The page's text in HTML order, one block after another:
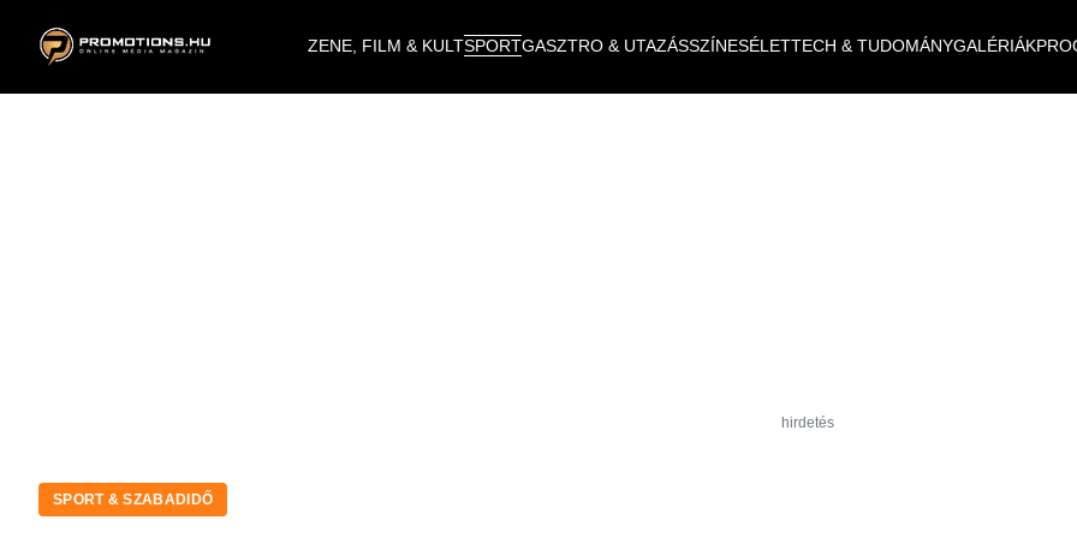
ZENE, FILM & KULTSPORTGASZTRO & UTAZÁSSZÍNESÉLETTECH & TUDOMÁNYGALÉRIÁK
hirdetés
SPORT & SZABADIDŐ